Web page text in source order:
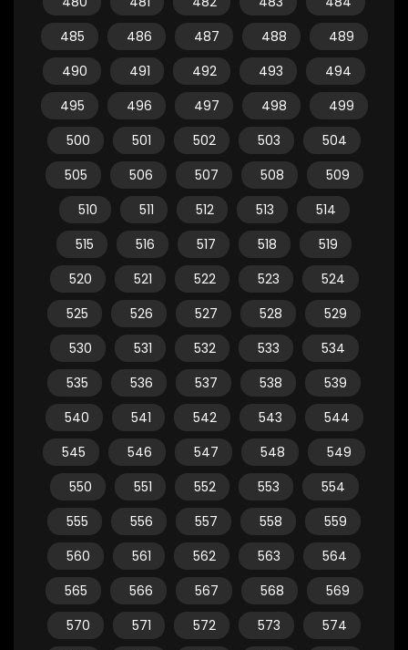
485
486 487 488
489
490
491 492 493
494
495
496 497 498
499
500
501 502 503
504
505
506 507 508
509
510
511 512 513
514
515
516 517 518
519
520
521 522 523
524
525
526 527 528
529
530
531 532 533
534
535
536 537 538
539
540
541 542 543
544
545
546 547 548
549
550
551 552 553
554
555
556 557 558
559
560
561 562 563
564
565
566 567 568
569
570
571 572 573
574